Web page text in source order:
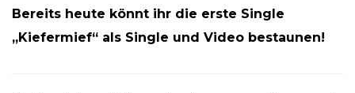
Bereits heute könnt ihr die erste Single
„Kiefermief“ als Single und Video bestaunen!